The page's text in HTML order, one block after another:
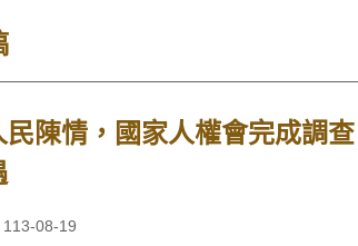
民陳情，國家人權會完成調
113-08-19